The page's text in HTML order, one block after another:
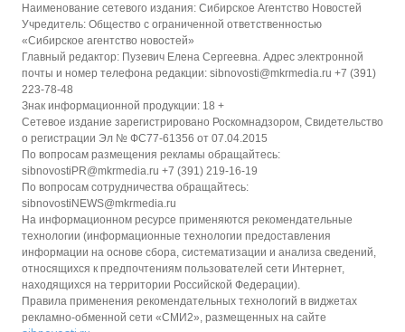
Наименование сетевого издания: Сибирское Агентство Новостей
Учредитель: Общество с ограниченной ответственностью
«Сибирское агентство новостей»
Главный редактор: Пузевич Елена Сергеевна. Адрес электронной
почты и номер телефона редакции: sibnovosti@mkrmedia.ru +7 (391)
223-78-48
Знак информационной продукции: 18 +
Сетевое издание зарегистрировано Роскомнадзором, Свидетельство
о регистрации Эл № ФС77-61356 от 07.04.2015
По вопросам размещения рекламы обращайтесь:
sibnovostiPR@mkrmedia.ru +7 (391) 219-16-19
По вопросам сотрудничества обращайтесь:
sibnovostiNEWS@mkrmedia.ru
На информационном ресурсе применяются рекомендательные
технологии (информационные технологии предоставления
информации на основе сбора, систематизации и анализа сведений,
относящихся к предпочтениям пользователей сети Интернет,
находящихся на территории Российской Федерации).
Правила применения рекомендательных технологий в виджетах
рекламно-обменной сети «СМИ2», размещенных на сайте